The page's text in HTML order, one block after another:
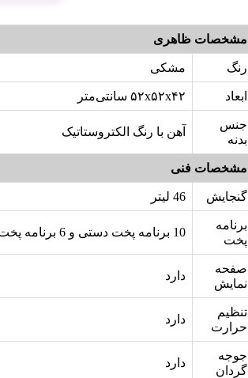
مشخصات ظاهری
رنگ مشکی
ابعاد ۵۲x۵۲x۴۲ سانتی‌متر
جنس
بدنه
آهن با رنگ الکتروستاتیک
مشخصات فنی
گنجایش 46 لیتر
برنامه
پخت
10 برنامه پخت دستی و 6 برنامه پخت اتوماتیک
صفحه
نمایش
دارد
تنظیم
حرارت
دارد
جوجه
گردان
دارد